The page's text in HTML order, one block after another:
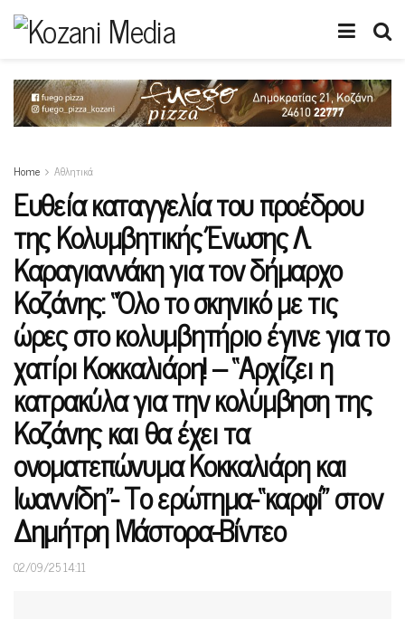
Home Αθλητικά
Ευθεία καταγγελία του προέδρου
της Κολυμβητικής Ένωσης Λ.
Καραγιαννάκη για τον δήμαρχο
Κοζάνης: “Όλο το σκηνικό με τις
ώρες στο κολυμβητήριο έγινε για το
χατίρι Κοκκαλιάρη! – “Αρχίζει η
κατρακύλα για την κολύμβηση της
Κοζάνης και θα έχει τα
ονοματεπώνυμα Κοκκαλιάρη και
Ιωαννίδη”- Το ερώτημα-“καρφί” στον
Δημήτρη Μάστορα-Βίντεο
02/09/25 14:11